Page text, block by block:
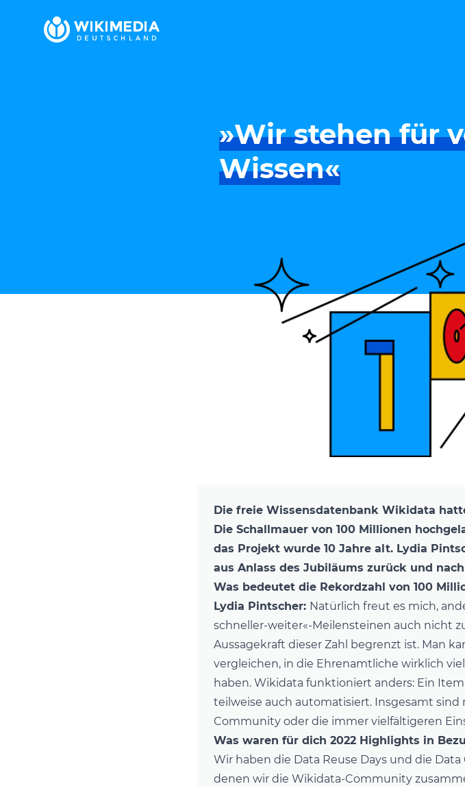
»Wir stehen für
Wissen«
Die freie Wissensdatenbank Wikidata
Die Schallmauer von 100 Millionen
das Projekt wurde 10 Jahre alt. Lydia
aus Anlass des Jubiläums zurück und
Was bedeutet die Rekordzahl von 100
Lydia Pintscher: Natürlich freut es mich,
schneller-weiter«-Meilensteinen auch nicht
Aussagekraft dieser Zahl begrenzt ist. Man
vergleichen, in die Ehrenamtliche wirklich
haben. Wikidata funktioniert anders: Ein
teilweise auch automatisiert. Insgesamt
Community oder die immer vielfältigeren
Was waren für dich 2022 Highlights in
Wir haben die Data Reuse Days und die Data
denen wir die Wikidata-Community